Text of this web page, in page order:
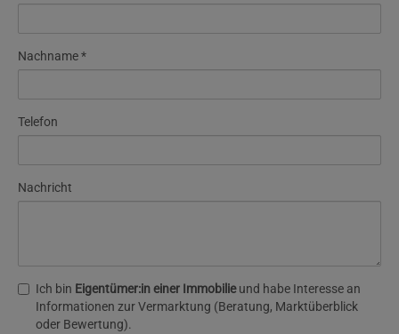
Nachname
Telefon
Nachricht
Ich bin Eigentümer:in einer Immobilieund habe Interesse an
Informationen zur Vermarktung (Beratung, Marktüberblick
oder Bewertung).